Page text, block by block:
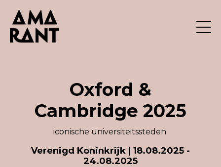
Oxford &
Cambridge 2025
iconische universiteitssteden
Verenigd Koninkrijk | 18.08.2025 -
24.08.2025